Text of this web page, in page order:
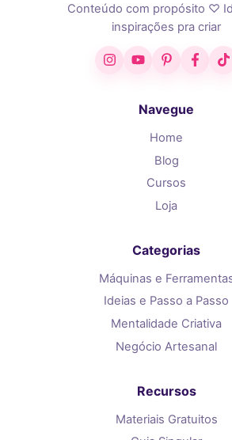
Conteúdo com propósito ♡
inspirações pra criar
InstagramYouTubePinterestFacebook
Navegue
Home
Blog
Cursos
Loja
Categorias
Máquinas e
Ideias e Passo a Passo
Mentalidade Criativa
Negócio Artesanal
Recursos
Materiais Gratuitos